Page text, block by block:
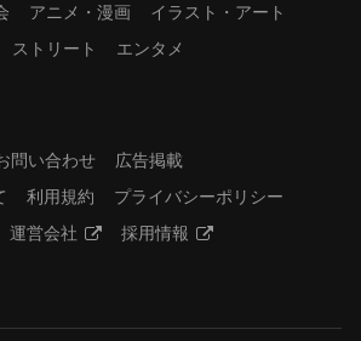
アニメ・漫画
イラスト・アート
ストリート エンタメ
問い合わせ
広告掲載
利用規約
プライバシーポリシー
運営会社 採用情報